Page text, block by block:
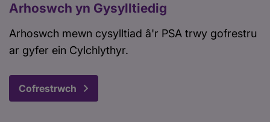
Arhoswch yn Gysylltiedig
Arhoswch mewn cysylltiad â'r PSA trwy gofrestru
ar gyfer ein Cylchlythyr.
Cofrestrwch